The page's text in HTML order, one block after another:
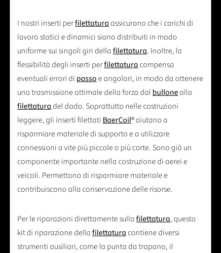
I nostri inserti perfilettaturaassicurano che i carichi di
lavoro statici e dinamici siano distribuiti in modo
uniforme sui singoli giri dellafilettatura. Inoltre, la
flessibilità degli inserti perfilettaturacompensa
eventuali errori di passoe angolari, in modo da ottenere
una trasmissione ottimale della forza dal bullonealla
filettaturadel dado. Soprattutto nelle costruzioni
leggere, gli inserti filettati BaerCoil® aiutano a
risparmiare materiale di supporto e a utilizzare
connessioni a vite più piccole o più corte. Sono già un
componente importante nella costruzione di aerei e
veicoli. Permettono di risparmiare materiale e
contribuiscono alla conservazione delle risorse.
Per le riparazioni direttamente sullafilettatura, questo
kit di riparazione dellafilettaturacontiene diversi
strumenti ausiliari, come la punta da trapano, il